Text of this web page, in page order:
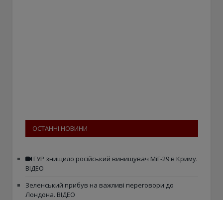
ОСТАННІ НОВИНИ
ГУР знищило російський винищувач МіГ-29 в Криму.
ВІДЕО
Зеленський прибув на важливі переговори до
Лондона. ВІДЕО